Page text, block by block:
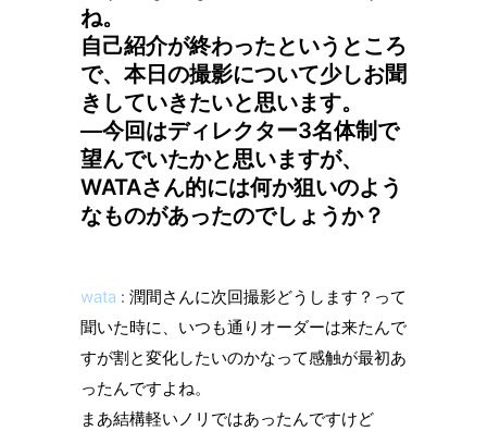
ね。
自己紹介が終わったというところ
で、本日の撮影について少しお聞
きしていきたいと思います。
—今回はディレクター3名体制で
望んでいたかと思いますが、
WATAさん的には何か狙いのよう
なものがあったのでしょうか？
wata : 潤間さんに次回撮影どうします？って
聞いた時に、いつも通りオーダーは来たんで
すが割と変化したいのかなって感触が最初あ
ったんですよね。
まあ結構軽いノリではあったんですけど